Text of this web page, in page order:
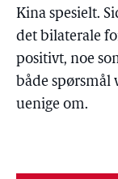
Kina spesielt.
det bilaterale
positivt, noe
både spørsmål
uenige om.